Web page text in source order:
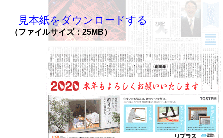
見本紙をダウンロードする
（ファイルサイズ：25MB）